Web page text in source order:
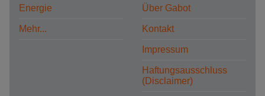
Energie
Mehr...
Über Gabot
Kontakt
Impressum
Haftungsausschluss
(Disclaimer)